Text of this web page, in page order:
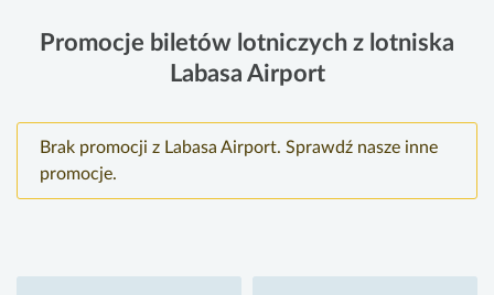
Promocje biletów lotniczych z lotniska
Labasa Airport
Brak promocji z Labasa Airport. Sprawdź nasze inne
promocje.